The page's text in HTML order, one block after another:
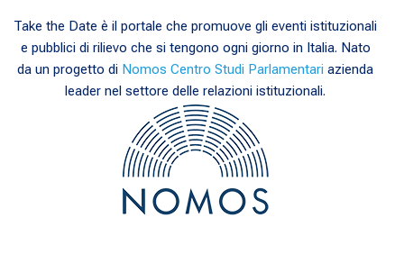
Take the Date è il portale che promuove gli eventi istituzionali
e pubblici di rilievo che si tengono ogni giorno in Italia. Nato
da un progetto di Nomos Centro Studi Parlamentari azienda
leader nel settore delle relazioni istituzionali.